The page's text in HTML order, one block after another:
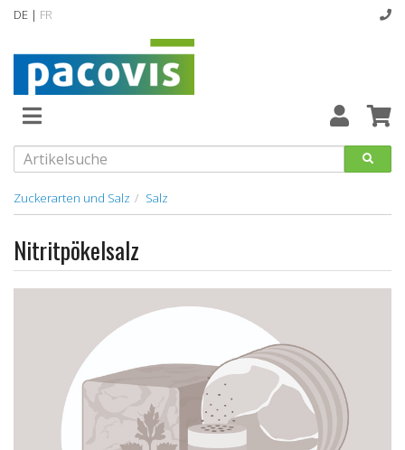
DE | FR
Abverkaufsartikel
Neuheiten
Vollsortiment
Hygiene
Rohstoffe
Zuckerarten und Salz Salz
Nitritpökelsalz